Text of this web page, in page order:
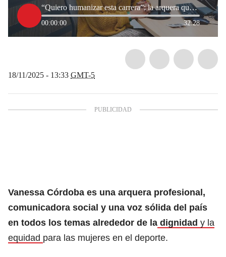
“Quiero humanizar esta carrera”: la arquera que está cambiando el fútbol femenino
00:00:00 32:28
18/11/2025 - 13:33 GMT-5
Vanessa Córdoba es una arquera profesional,
comunicadora social y una voz sólida del país
en todos los temas alrededor de la dignidad y la
equidad para las mujeres en el deporte.